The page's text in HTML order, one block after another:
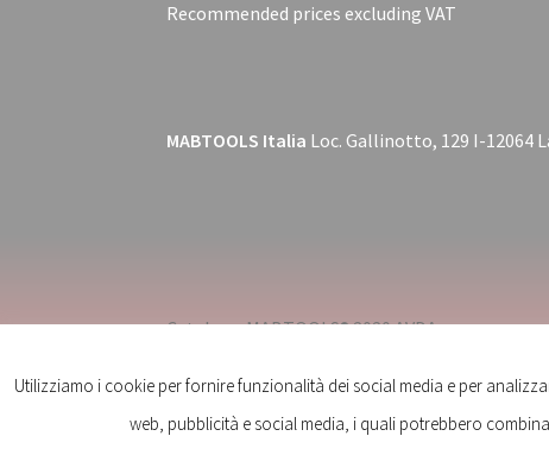
Recommended prices excluding VAT
MABTOOLS Italia Loc. Gallinotto, 129 I-12064
Catalogo MABTOOLS® 2020 AVDA
Utilizziamo i cookie per fornire funzionalità dei social media e per
web, pubblicità e social media, i quali potrebbero